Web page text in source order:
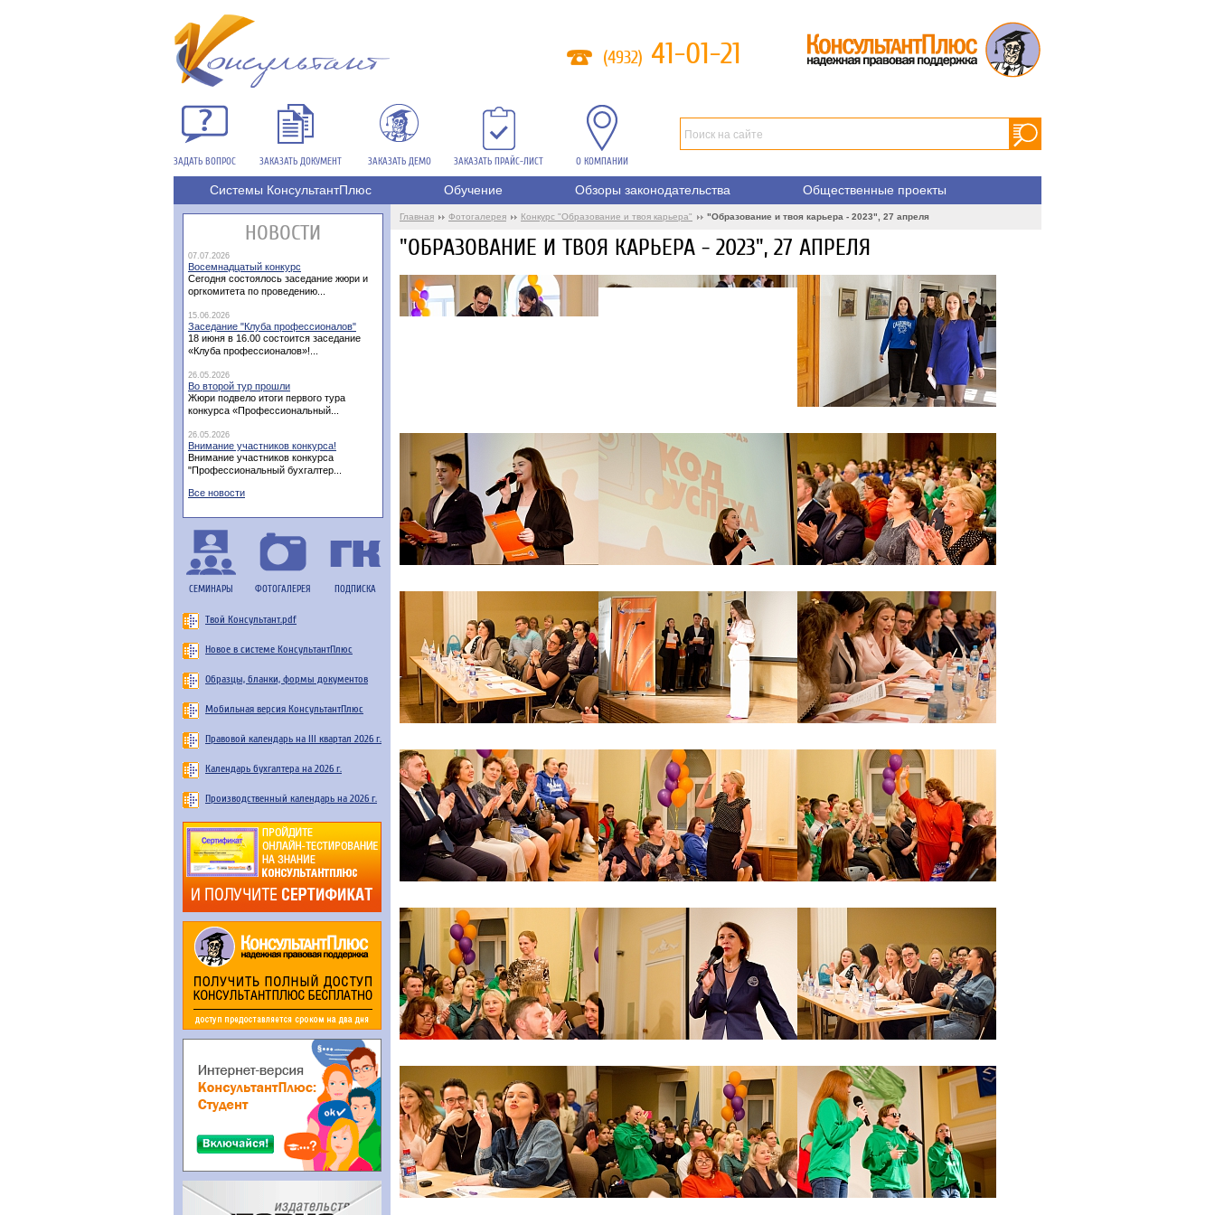
(4932) 41-01-21
О КОМПАНИИ
ЗАДАТЬ ВОПРОС ЗАКАЗАТЬ ДОКУМЕНТ ЗАКАЗАТЬ ДЕМО ЗАКАЗАТЬ ПРАЙС-ЛИСТ
Системы КонсультантПлюс Обучение Обзоры законодательства Общественные проекты
НОВОСТИ
07.07.2026
Восемнадцатый конкурс
Сегодня состоялось заседание жюри и
оргкомитета по проведению...
15.06.2026
Заседание "Клуба профессионалов"
18 июня в 16.00 состоится заседание
«Клуба профессионалов»!...
26.05.2026
Во второй тур прошли
Жюри подвело итоги первого тура
конкурса «Профессиональный...
26.05.2026
Внимание участников конкурса!
Внимание участников конкурса
"Профессиональный бухгалтер...
Все новости
СЕМИНАРЫ ФОТОГАЛЕРЕЯ ПОДПИСКА
Твой Консультант.pdf
Новое в системе КонсультантПлюс
Образцы, бланки, формы документов
Мобильная версия КонсультантПлюс
Правовой календарь на III квартал 2026 г.
Календарь бухгалтера на 2026 г.
Производственный календарь на 2026 г.
Главная Фотогалерея Конкурс "Образование и твоя карьера" "Образование и твоя карьера - 2023", 27 апреля
"ОБРАЗОВАНИЕ И ТВОЯ КАРЬЕРА - 2023", 27 АПРЕЛЯ